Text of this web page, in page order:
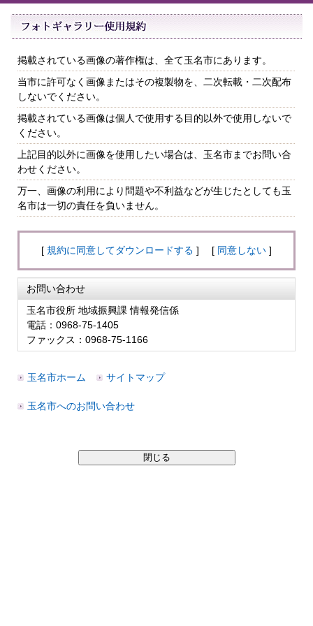
掲載されている画像の著作権は、全て玉名市にあります。
当市に許可なく画像またはその複製物を、二次転載・二次配布
しないでください。
掲載されている画像は個人で使用する目的以外で使用しないで
ください。
上記目的以外に画像を使用したい場合は、玉名市までお問い合
わせください。
万一、画像の利用により問題や不利益などが生じたとしても玉
名市は一切の責任を負いません。
[ 規約に同意してダウンロードする ] [ 同意しない ]
お問い合わせ
玉名市役所 地域振興課 情報発信係
電話：0968-75-1405
ファックス：0968-75-1166
玉名市ホーム サイトマップ
玉名市へのお問い合わせ